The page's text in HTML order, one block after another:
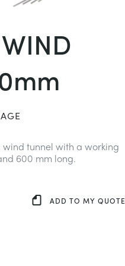
wind tunnel with a working
600 mm long.
ADD TO MY QUOTE